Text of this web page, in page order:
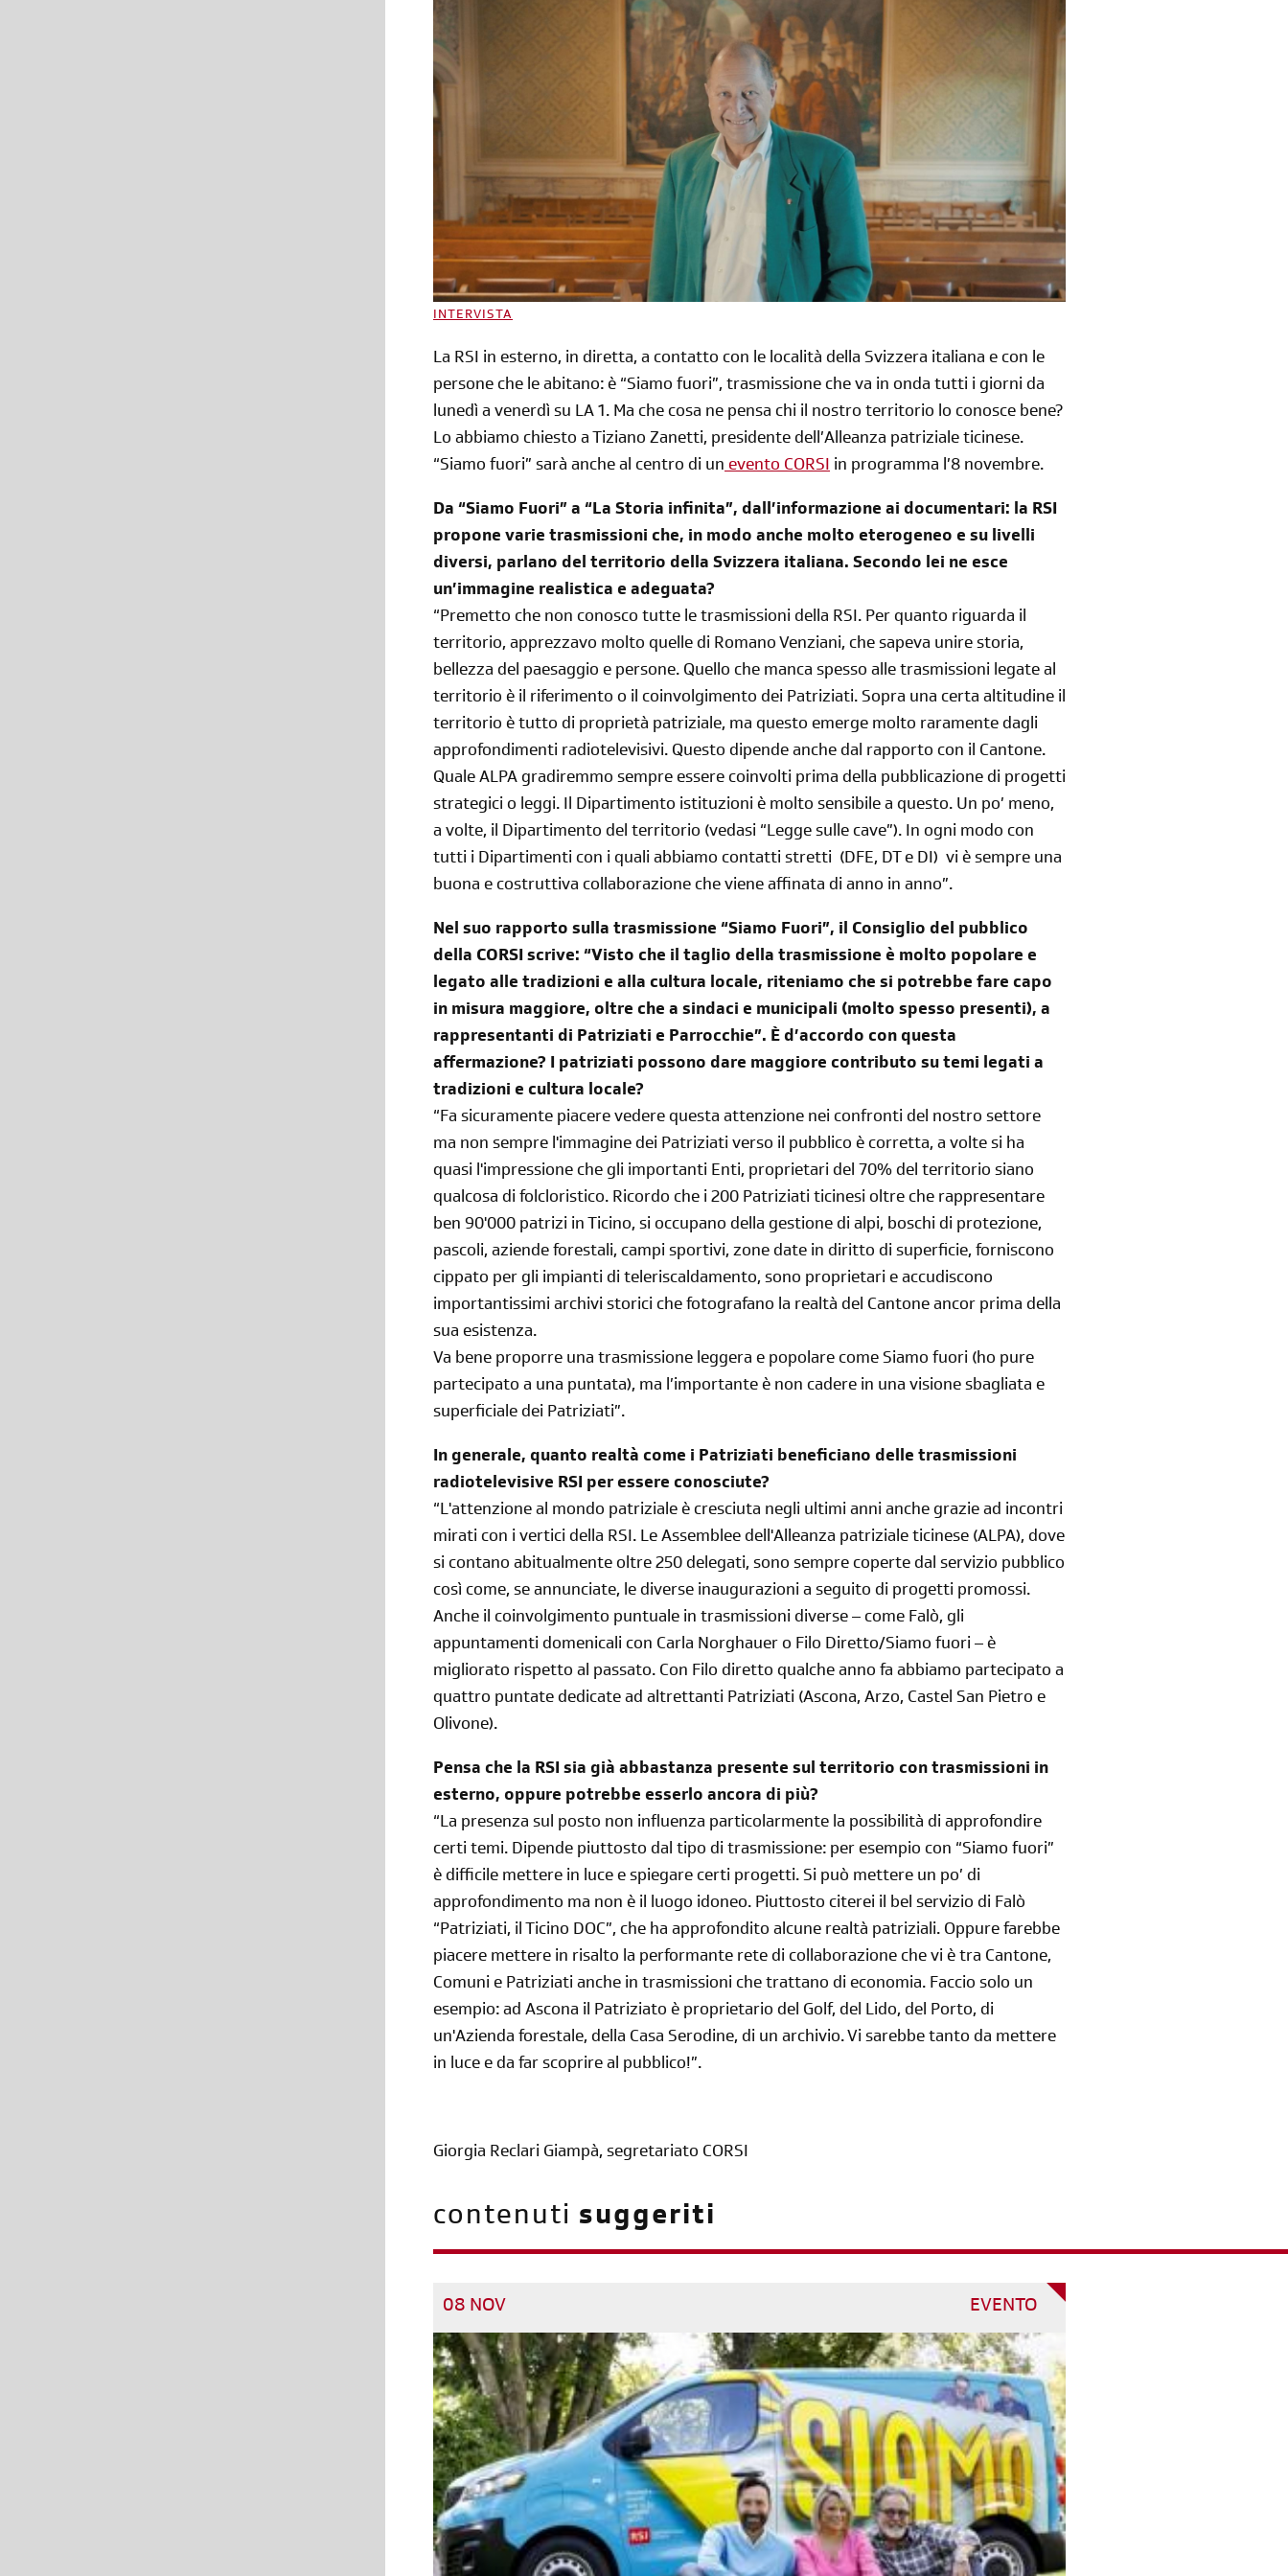
diventa socia/o
iscriviti subito
iscriviti
alla newsletter
sondaggi
login
Reimposta la tua password
INTERVISTA
La RSI in esterno, in diretta, a contatto con le località della Svizzera italiana e con le
persone che le abitano: è “Siamo fuori”, trasmissione che va in onda tutti i giorni da
lunedì a venerdì su LA 1. Ma che cosa ne pensa chi il nostro territorio lo conosce bene?
Lo abbiamo chiesto a Tiziano Zanetti, presidente dell’Alleanza patriziale ticinese.
“Siamo fuori” sarà anche al centro di unevento CORSI in programma l’8 novembre.
Da “Siamo Fuori” a “La Storia infinita”, dall’informazione ai documentari: la RSI
propone varie trasmissioni che, in modo anche molto eterogeneo e su livelli
diversi, parlano del territorio della Svizzera italiana. Secondo lei ne esce
un’immagine realistica e adeguata?
“Premetto che non conosco tutte le trasmissioni della RSI. Per quanto riguarda il
territorio, apprezzavo molto quelle di Romano Venziani, che sapeva unire storia,
bellezza del paesaggio e persone. Quello che manca spesso alle trasmissioni legate al
territorio è il riferimento o il coinvolgimento dei Patriziati. Sopra una certa altitudine il
territorio è tutto di proprietà patriziale, ma questo emerge molto raramente dagli
approfondimenti radiotelevisivi. Questo dipende anche dal rapporto con il Cantone.
Quale ALPA gradiremmo sempre essere coinvolti prima della pubblicazione di progetti
strategici o leggi. Il Dipartimento istituzioni è molto sensibile a questo. Un po’ meno,
a volte, il Dipartimento del territorio (vedasi “Legge sulle cave”). In ogni modo con
tutti i Dipartimenti con i quali abbiamo contatti stretti (DFE, DT e DI) vi è sempre una
buona e costruttiva collaborazione che viene affinata di anno in anno”.
Nel suo rapporto sulla trasmissione “Siamo Fuori”, il Consiglio del pubblico
della CORSI scrive: “Visto che il taglio della trasmissione è molto popolare e
legato alle tradizioni e alla cultura locale, riteniamo che si potrebbe fare capo
in misura maggiore, oltre che a sindaci e municipali (molto spesso presenti), a
rappresentanti di Patriziati e Parrocchie”. È d’accordo con questa
affermazione? I patriziati possono dare maggiore contributo su temi legati a
tradizioni e cultura locale?
“Fa sicuramente piacere vedere questa attenzione nei confronti del nostro settore
ma non sempre l'immagine dei Patriziati verso il pubblico è corretta, a volte si ha
quasi l'impressione che gli importanti Enti, proprietari del 70% del territorio siano
qualcosa di folcloristico. Ricordo che i 200 Patriziati ticinesi oltre che rappresentare
ben 90'000 patrizi in Ticino, si occupano della gestione di alpi, boschi di protezione,
pascoli, aziende forestali, campi sportivi, zone date in diritto di superficie, forniscono
cippato per gli impianti di teleriscaldamento, sono proprietari e accudiscono
importantissimi archivi storici che fotografano la realtà del Cantone ancor prima della
sua esistenza.
Va bene proporre una trasmissione leggera e popolare come Siamo fuori (ho pure
partecipato a una puntata), ma l’importante è non cadere in una visione sbagliata e
superficiale dei Patriziati”.
In generale, quanto realtà come i Patriziati beneficiano delle trasmissioni
radiotelevisive RSI per essere conosciute?
“L'attenzione al mondo patriziale è cresciuta negli ultimi anni anche grazie ad incontri
mirati con i vertici della RSI. Le Assemblee dell'Alleanza patriziale ticinese (ALPA), dove
si contano abitualmente oltre 250 delegati, sono sempre coperte dal servizio pubblico
così come, se annunciate, le diverse inaugurazioni a seguito di progetti promossi.
Anche il coinvolgimento puntuale in trasmissioni diverse – come Falò, gli
appuntamenti domenicali con Carla Norghauer o Filo Diretto/Siamo fuori – è
migliorato rispetto al passato. Con Filo diretto qualche anno fa abbiamo partecipato a
quattro puntate dedicate ad altrettanti Patriziati (Ascona, Arzo, Castel San Pietro e
Olivone).
Pensa che la RSI sia già abbastanza presente sul territorio con trasmissioni in
esterno, oppure potrebbe esserlo ancora di più?
“La presenza sul posto non influenza particolarmente la possibilità di approfondire
certi temi. Dipende piuttosto dal tipo di trasmissione: per esempio con “Siamo fuori”
è difficile mettere in luce e spiegare certi progetti. Si può mettere un po’ di
approfondimento ma non è il luogo idoneo. Piuttosto citerei il bel servizio di Falò
“Patriziati, il Ticino DOC”, che ha approfondito alcune realtà patriziali. Oppure farebbe
piacere mettere in risalto la performante rete di collaborazione che vi è tra Cantone,
Comuni e Patriziati anche in trasmissioni che trattano di economia. Faccio solo un
esempio: ad Ascona il Patriziato è proprietario del Golf, del Lido, del Porto, di
un'Azienda forestale, della Casa Serodine, di un archivio. Vi sarebbe tanto da mettere
in luce e da far scoprire al pubblico!”.
Giorgia Reclari Giampà, segretariato CORSI
contenuti suggeriti
08 NOV EVENTO